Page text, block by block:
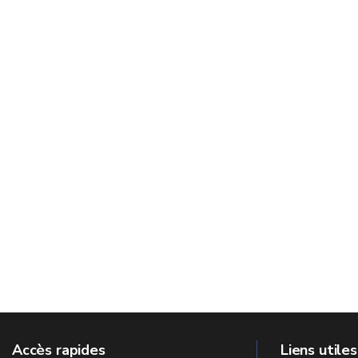
Accès rapides Liens utiles